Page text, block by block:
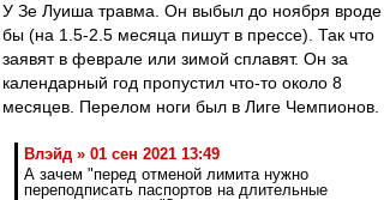
У Зе Луиша травма. Он выбыл до ноября вроде
бы (на 1.5-2.5 месяца пишут в прессе). Так что
заявят в феврале или зимой сплавят. Он за
календарный год пропустил что-то около 8
месяцев. Перелом ноги был в Лиге Чемпионов.
Влэйд » 01 сен 2021 13:49
А зачем "перед отменой лимита нужно
переподписать паспортов на длительные